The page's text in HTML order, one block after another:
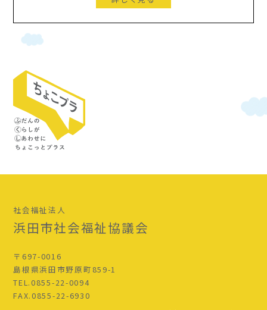
社会福祉法人
浜田市社会福祉協議会
〒697-0016
島根県浜田市野原町859-1
TEL.0855-22-0094
FAX.0855-22-6930